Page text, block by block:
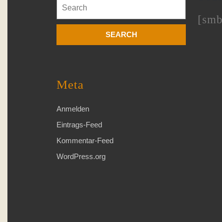
for:
Meta
Anmelden
Eintrags-Feed
Kommentar-Feed
WordPress.org